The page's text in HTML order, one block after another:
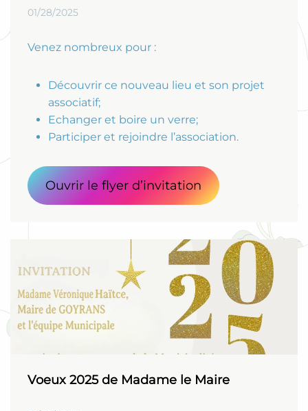
01/28/2025
Venez nombreux pour :
Découvrir ce nouveau lieu et son projet
associatif;
Echanger et boire un verre;
Participer et rejoindre l’association.
Ouvrir le flyer d’invitation
Voeux 2025 de Madame le Maire